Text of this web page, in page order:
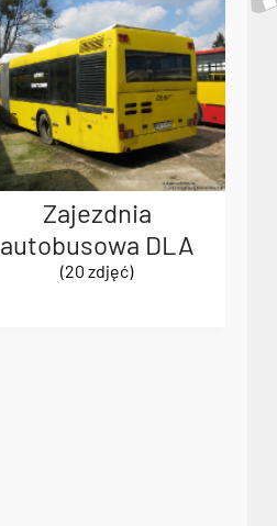
Zajezdnia
autobusowa DLA
(20 zdjęć)